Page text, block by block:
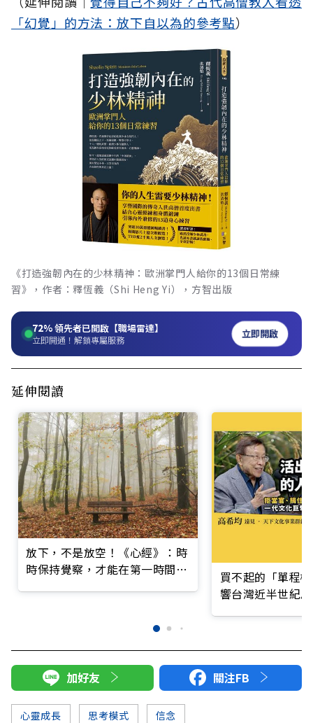
「幻覺」的方法：放下自以為的參考點）
《打造強韌內在的少林精神：歐洲掌門人給你的13個日常練
習》，作者：釋恆義（Shi Heng Yi），方智出版
72%領先者已開啟【職場雷達】
立即開通！解鎖專屬服務 立即開啟
延伸閱讀
放下，不是放空！《心經》：時
時保持覺察，才能在第一時間放
買不起的「單程
響台灣近半世紀
加好友 關注FB
心靈成長 思考模式 信念